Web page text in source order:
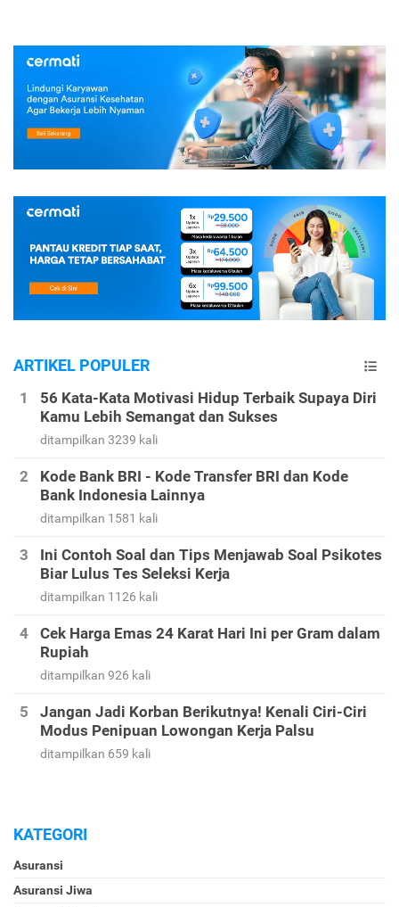
ARTIKEL POPULER
56 Kata-Kata Motivasi Hidup Terbaik Supaya Diri
Kamu Lebih Semangat dan Sukses
ditampilkan 3239 kali
Kode Bank BRI - Kode Transfer BRI dan Kode
Bank Indonesia Lainnya
ditampilkan 1581 kali
Ini Contoh Soal dan Tips Menjawab Soal Psikotes
Biar Lulus Tes Seleksi Kerja
ditampilkan 1126 kali
Cek Harga Emas 24 Karat Hari Ini per Gram dalam
Rupiah
ditampilkan 926 kali
Jangan Jadi Korban Berikutnya! Kenali Ciri-Ciri
Modus Penipuan Lowongan Kerja Palsu
ditampilkan 659 kali
KATEGORI
Asuransi
Asuransi Jiwa